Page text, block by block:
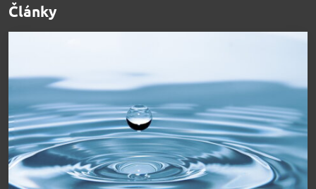
Články